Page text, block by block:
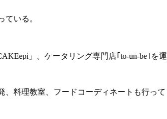
ている。
」、ケータリング専門店｢to-un-be｣を運
、料理教室、フードコーディネートも行って